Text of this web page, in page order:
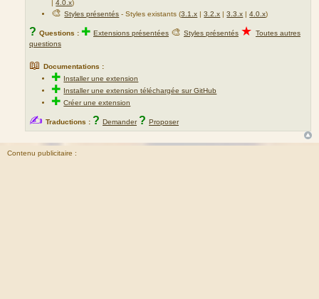
|4.0.x)
🎨Styles présentés - Styles existants (3.1.x |3.2.x |3.3.x |4.0.x)
? Questions : ✚ Extensions présentées 🎨 Styles présentés ★ Toutes autres
questions
📖 Documentations :
✚ Installer une extension
✚ Installer une extension téléchargée sur GitHub
✚Créer une extension
✍ Traductions : ? Demander ? Proposer
Contenu publicitaire :